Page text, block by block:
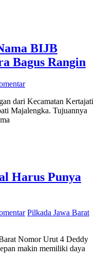
BIJB
Bagus Rangin
dari Kecamatan Kertajati
Majalengka. Tujuannya
Harus Punya
Pilkada Jawa Barat
Nomor Urut 4 Deddy
makin memiliki daya